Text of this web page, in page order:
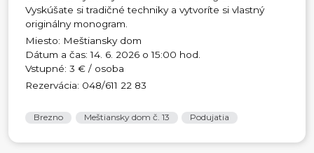
Vyskúšate si tradičné techniky a vytvoríte si vlastný
originálny monogram.
Miesto: Meštiansky dom
Dátum a čas: 14. 6. 2026 o 15:00 hod.
Vstupné: 3 € / osoba
Rezervácia: 048/611 22 83
Brezno Meštiansky dom č. 13 Podujatia